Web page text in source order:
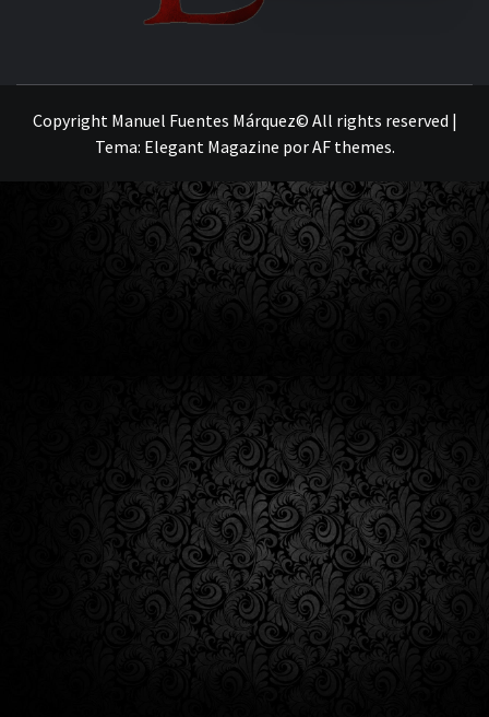
Copyright Manuel Fuentes Márquez© All rights reserved |
Tema: Elegant Magazine porAF themes.